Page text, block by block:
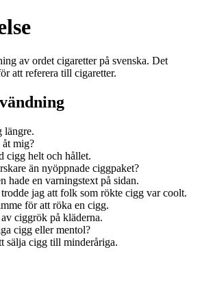
av ordet cigaretter på svenska. Det
att referera till cigaretter.
längre.
mig?
cigg helt och hållet.
än nyöppnade ciggpaket?
hade en varningstext på sidan.
jag att folk som rökte cigg var coolt.
för att röka en cigg.
ciggrök på kläderna.
cigg eller mentol?
sälja cigg till minderåriga.